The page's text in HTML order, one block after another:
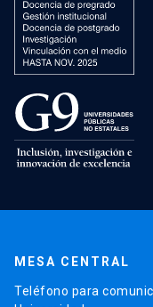
MESA CENTRAL
Teléfono para